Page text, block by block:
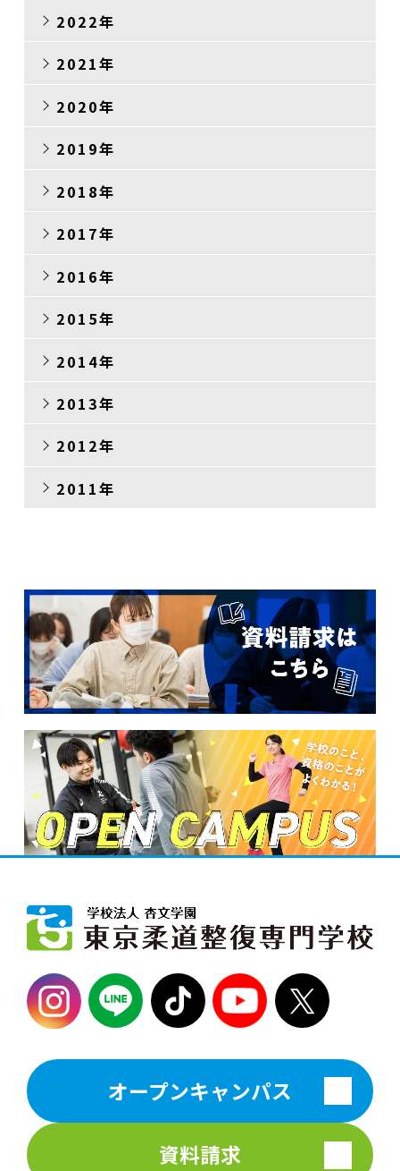
2022年
2021年
2020年
2019年
2018年
2017年
2016年
2015年
2014年
2013年
2012年
2011年
オープンキャンパス
資料請求